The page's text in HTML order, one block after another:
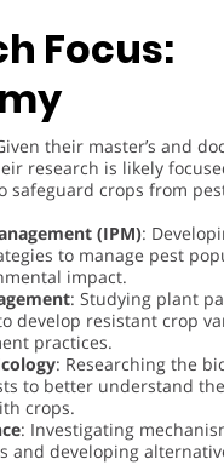
Focus:
their master’s and
research is likely
safeguard crops from
(IPM):
to manage pest
impact.
: Studying plant
develop resistant crop
practices.
: Researching the
to better understand
crops.
: Investigating
and developing